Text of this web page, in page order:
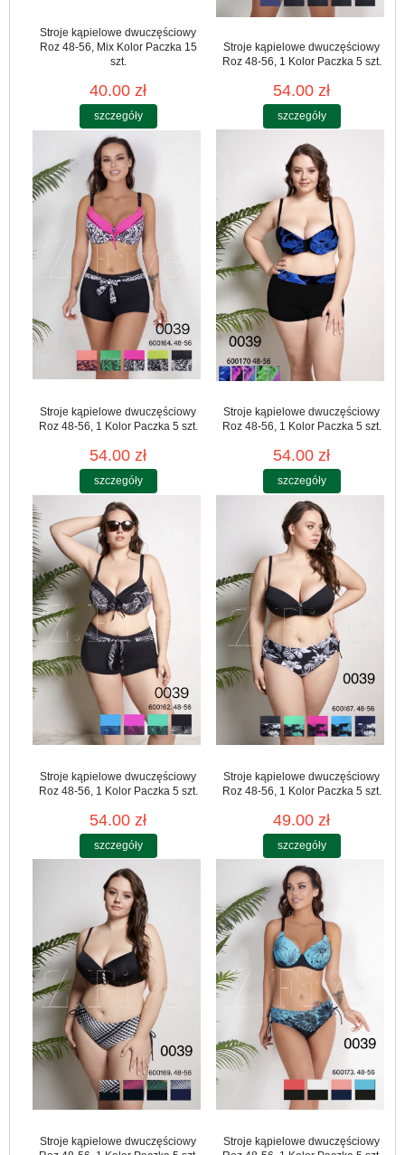
Stroje kąpielowe dwuczęściowy
Roz 48-56, Mix Kolor Paczka 15
szt.
40.00 zł
szczegóły
Stroje kąpielowe dwuczęściowy
Roz 48-56, 1 Kolor Paczka 5 szt.
54.00 zł
szczegóły
Stroje kąpielowe dwuczęściowy
Roz 48-56, 1 Kolor Paczka 5 szt.
54.00 zł
szczegóły
Stroje kąpielowe dwuczęściowy
Roz 48-56, 1 Kolor Paczka 5 szt.
54.00 zł
szczegóły
Stroje kąpielowe dwuczęściowy
Roz 48-56, 1 Kolor Paczka 5 szt.
54.00 zł
szczegóły
Stroje kąpielowe dwuczęściowy
Roz 48-56, 1 Kolor Paczka 5 szt.
49.00 zł
szczegóły
Stroje kąpielowe dwuczęściowy
Stroje kąpielowe dwuczęściowy